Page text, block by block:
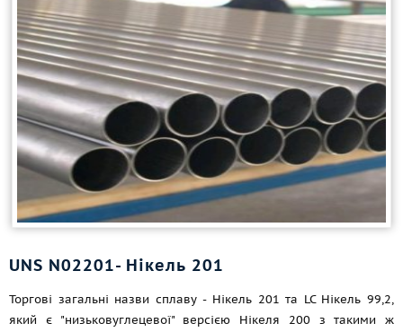
UNS N02201- Нікель 201
Торгові загальні назви сплаву - Нікель 201 та LC Нікель 99,2,
який є "низьковуглецевої" версією Нікеля 200 з такими ж